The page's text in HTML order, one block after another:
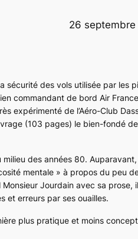
26
sécurité des vols utilisée par les
commandant de bord Air
expérimenté de l’Aéro-Club
(103 pages) le bien-fondé
des années 80. Auparavant,
mentale » à propos du peu
Jourdain avec sa prose, il
et erreurs par ses ouailles.
plus pratique et moins